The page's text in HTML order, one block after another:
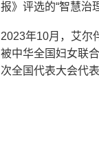
报》评选的“智慧治
2023年10月，艾尔
被中华全国妇女联
次全国代表大会代表